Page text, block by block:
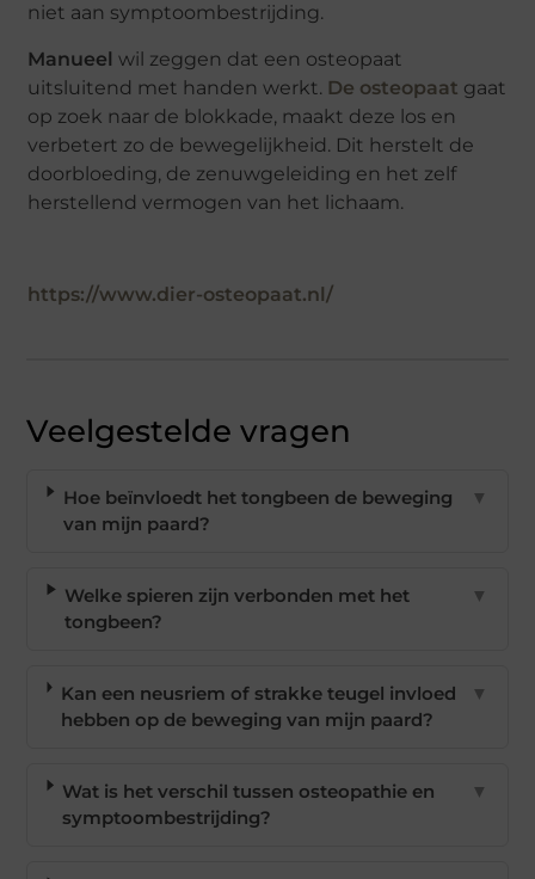
niet aan symptoombestrijding.
Manueel wil zeggen dat een osteopaat
uitsluitend met handen werkt. De osteopaat gaat
op zoek naar de blokkade, maakt deze los en
verbetert zo de bewegelijkheid. Dit herstelt de
doorbloeding, de zenuwgeleiding en het zelf
herstellend vermogen van het lichaam.
https://www.dier-osteopaat.nl/
Veelgestelde vragen
Hoe beïnvloedt het tongbeen de beweging
van mijn paard?
▼
Welke spieren zijn verbonden met het
tongbeen?
▼
Kan een neusriem of strakke teugel invloed
hebben op de beweging van mijn paard?
▼
Wat is het verschil tussen osteopathie en
symptoombestrijding?
▼